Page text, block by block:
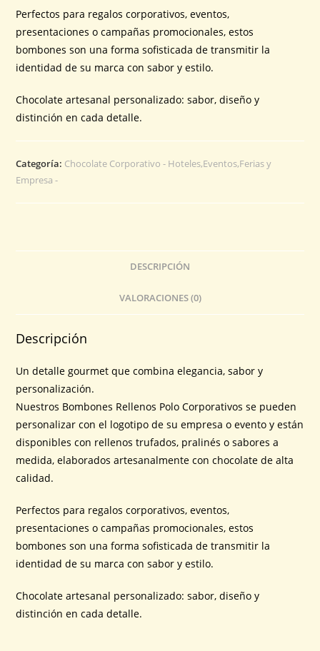
Perfectos para regalos corporativos, eventos,
presentaciones o campañas promocionales, estos
bombones son una forma sofisticada de transmitir la
identidad de su marca con sabor y estilo.
Chocolate artesanal personalizado: sabor, diseño y
distinción en cada detalle.
Categoría: Chocolate Corporativo - Hoteles,Eventos,Ferias y
Empresa -
DESCRIPCIÓN
VALORACIONES (0)
Descripción
Un detalle gourmet que combina elegancia, sabor y
personalización.
Nuestros Bombones Rellenos Polo Corporativos se pueden
personalizar con el logotipo de su empresa o evento y están
disponibles con rellenos trufados, pralinés o sabores a
medida, elaborados artesanalmente con chocolate de alta
calidad.
Perfectos para regalos corporativos, eventos,
presentaciones o campañas promocionales, estos
bombones son una forma sofisticada de transmitir la
identidad de su marca con sabor y estilo.
Chocolate artesanal personalizado: sabor, diseño y
distinción en cada detalle.